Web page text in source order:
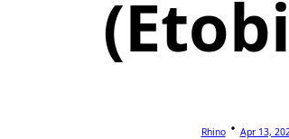
Rhino Apr 13,